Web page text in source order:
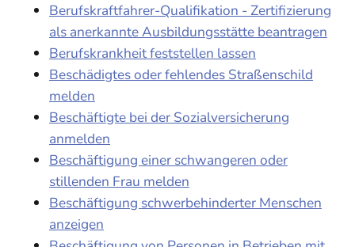
Berufskraftfahrer-Qualifikation - Zertifizierung
als anerkannte Ausbildungsstätte beantragen
Berufskrankheit feststellen lassen
Beschädigtes oder fehlendes Straßenschild
melden
Beschäftigte bei der Sozialversicherung
anmelden
Beschäftigung einer schwangeren oder
stillenden Frau melden
Beschäftigung schwerbehinderter Menschen
anzeigen